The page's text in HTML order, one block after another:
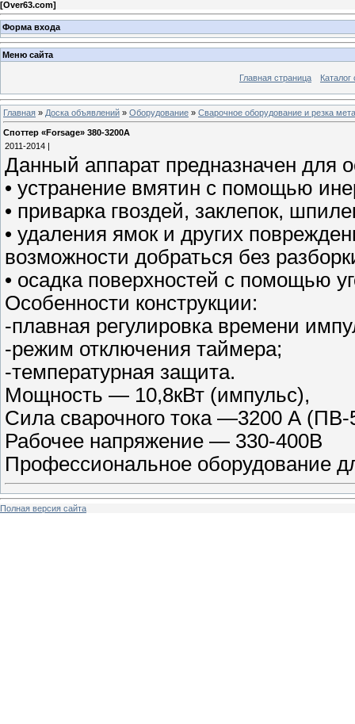
[Over63.com]
Форма входа
Меню сайта
Главная страница Каталог
Главная » Доска объявлений » Оборудование » Сварочное оборудование и резка
Споттер «Forsage» 380-3200А
2011-2014 |
Данный аппарат предназначен для
• устранение вмятин с помощью
• приварка гвоздей, заклепок,
• удаления ямок и других
возможности добраться без
• осадка поверхностей с помощью
Особенности конструкции:
-плавная регулировка времени
-режим отключения таймера;
-температурная защита.
Мощность — 10,8кВт (импульс),
Сила сварочного тока —3200 А (ПВ-
Рабочее напряжение — 330-400В
Профессиональное оборудование
Полная версия сайта